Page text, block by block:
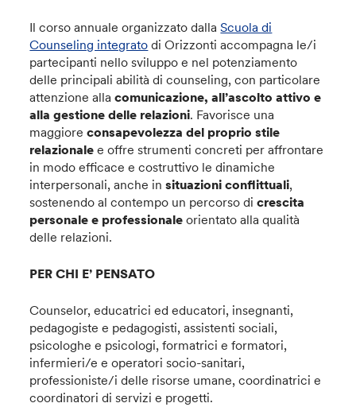
Il corso annuale organizzato dallaScuola di
Counseling integrato di Orizzonti accompagna le/i
partecipanti nello sviluppo e nel potenziamento
delle principali abilità di counseling, con particolare
attenzione allacomunicazione, all’ascolto attivo e
alla gestione delle relazioni. Favorisce una
maggioreconsapevolezza del proprio stile
relazionalee offre strumenti concreti per affrontare
in modo efficace e costruttivo le dinamiche
interpersonali, anche insituazioni conflittuali,
sostenendo al contempo un percorso dicrescita
personale e professionale orientato alla qualità
delle relazioni.
PER CHI E’ PENSATO
Counselor, educatrici ed educatori, insegnanti,
pedagogiste e pedagogisti, assistenti sociali,
psicologhe e psicologi, formatrici e formatori,
infermieri/e e operatori socio-sanitari,
professioniste/i delle risorse umane, coordinatrici e
coordinatori di servizi e progetti.